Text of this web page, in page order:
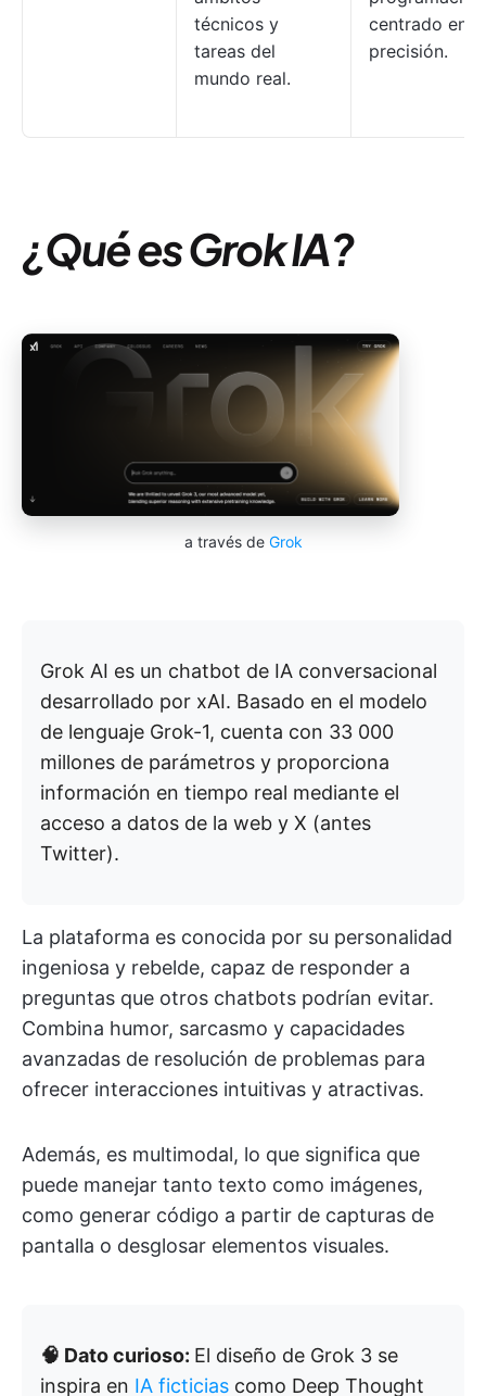
técnicos y
tareas del
mundo real.
centrado en la
precisión.
¿Qué es Grok IA?
a través de Grok
Grok AI es un chatbot de IA conversacional
desarrollado por xAI. Basado en el modelo
de lenguaje Grok-1, cuenta con 33 000
millones de parámetros y proporciona
información en tiempo real mediante el
acceso a datos de la web y X (antes
Twitter).
La plataforma es conocida por su personalidad
ingeniosa y rebelde, capaz de responder a
preguntas que otros chatbots podrían evitar.
Combina humor, sarcasmo y capacidades
avanzadas de resolución de problemas para
ofrecer interacciones intuitivas y atractivas.
Además, es multimodal, lo que significa que
puede manejar tanto texto como imágenes,
como generar código a partir de capturas de
pantalla o desglosar elementos visuales.
🧠 Dato curioso: El diseño de Grok 3 se
inspira en IA ficticias como Deep Thought